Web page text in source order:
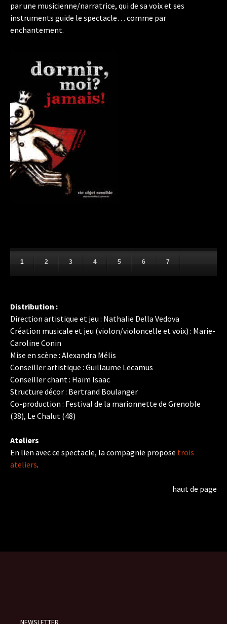
par une musicienne/narratrice, qui de sa voix et ses
instruments guide le spectacle… comme par
enchantement.
1 2 3 4 5 6 7
Distribution :
Direction artistique et jeu : Nathalie Della Vedova
Création musicale et jeu (violon/violoncelle et voix) : Marie-
Caroline Conin
Mise en scène : Alexandra Mélis
Conseiller artistique : Guillaume Lecamus
Conseiller chant : Haïm Isaac
Structure décor : Bertrand Boulanger
Co-production : Festival de la marionnette de Grenoble
(38), Le Chalut (48)
Ateliers
En lien avec ce spectacle, la compagnie propose trois
ateliers.
haut de page
NEWSLETTER